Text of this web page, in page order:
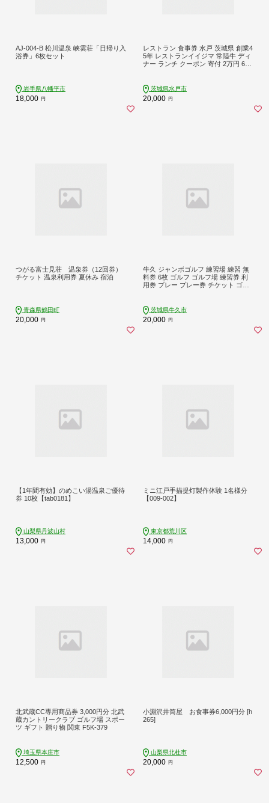
AJ-004-B 松川温泉 峡雲荘「日帰り入
浴券」6枚セット
岩手県八幡平市
18,000 円
レストラン 食事券 水戸 茨城県 創業4
5年 レストランイイジマ 常陸牛 ディ
ナー ランチ クーポン 寄付 2万円 600
茨城県水戸市
20,000 円
つがる富士見荘 温泉券（12回券）
チケット 温泉利用券 夏休み 宿泊
青森県鶴田町
20,000 円
牛久 ジャンボゴルフ 練習場 練習 無
料券 6枚 ゴルフ ゴルフ場 練習券 利
用券 プレー プレー券 チケット ゴル
茨城県牛久市
20,000 円
【1年間有効】のめこい湯温泉ご優待
券 10枚【tab0181】
山梨県丹波山村
13,000 円
ミニ江戸手描提灯製作体験 1名様分
【009-002】
東京都荒川区
14,000 円
北武蔵CC専用商品券 3,000円分 北武
蔵カントリークラブ ゴルフ場 スポー
ツ ギフト 贈り物 関東 F5K-379
埼玉県本庄市
12,500 円
小淵沢井筒屋 お食事券6,000円分 [h
265]
山梨県北杜市
20,000 円